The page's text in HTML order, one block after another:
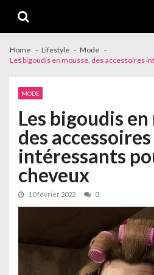
navigation
content
Home Lifestyle
Mode
Les bigoudis en mousse, des accessoires
MODE
Les bigoudis en
des accessoires
intéressants
cheveux
10 février 2022 0